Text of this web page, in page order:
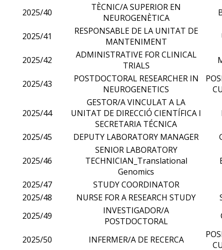
2025/40
TÈCNIC/A SUPERIOR EN
NEUROGENÈTICA
2025/41
RESPONSABLE DE LA UNITAT DE
MANTENIMENT
2025/42
ADMINISTRATIVE FOR CLINICAL
TRIALS
2025/43
POSTDOCTORAL RESEARCHER IN
NEUROGENETICS
2025/44
GESTOR/A VINCULAT A LA
UNITAT DE DIRECCIÓ CIENTÍFICA I
SECRETARIA TÉCNICA
2025/45 DEPUTY LABORATORY MANAGER
2025/46
SENIOR LABORATORY
TECHNICIAN_Translational
Genomics
2025/47 STUDY COORDINATOR
2025/48
NURSE FOR A RESEARCH STUDY
2025/49
INVESTIGADOR/A
POSTDOCTORAL
2025/50 INFERMER/A DE RECERCA